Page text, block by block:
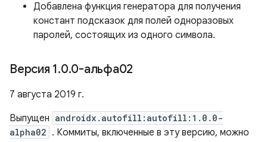
Добавлена ​​функция генератора для получения
констант подсказок для полей одноразовых
паролей, состоящих из одного символа.
Версия 1.0.0-альфа02
7 августа 2019 г.
Выпущен androidx.autofill:autofill:1.0.0-
alpha02 . Коммиты, включенные в эту версию, можно